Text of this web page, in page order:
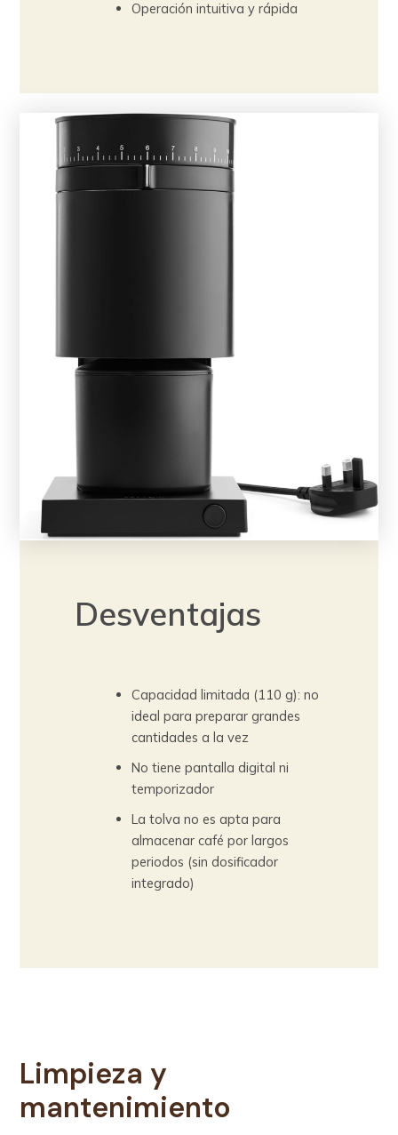
Operación intuitiva y rápida
Desventajas
Capacidad limitada (110 g): no
ideal para preparar grandes
cantidades a la vez
No tiene pantalla digital ni
temporizador
La tolva no es apta para
almacenar café por largos
periodos (sin dosificador
integrado)
Limpieza y
mantenimiento